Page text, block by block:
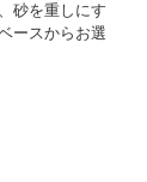
砂を重しにす
ースからお選